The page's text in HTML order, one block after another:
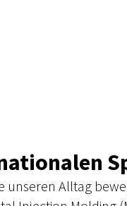
unseren Alltag